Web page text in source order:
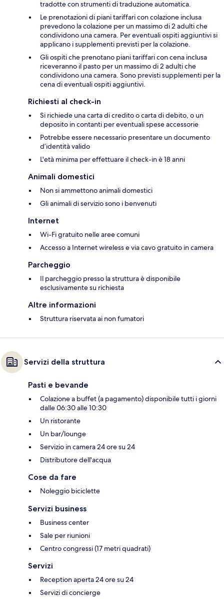
tradotte con strumenti di traduzione automatica.
Le prenotazioni di piani tariffari con colazione inclusa
prevedono la colazione per un massimo di 2 adulti che
condividono una camera. Per eventuali ospiti aggiuntivi si
applicano i supplementi previsti per la colazione.
Gli ospiti che prenotano piani tariffari con cena inclusa
riceveranno il pasto per un massimo di 2 adulti che
condividono una camera. Sono previsti supplementi per la
cena di eventuali ospiti aggiuntivi.
Richiesti al check-in
Si richiede una carta di credito o carta di debito, o un
deposito in contanti per eventuali spese accessorie
Potrebbe essere necessario presentare un documento
d’identità valido
L'età minima per effettuare il check-in è 18 anni
Animali domestici
Non si ammettono animali domestici
Gli animali di servizio sono i benvenuti
Internet
Wi-Fi gratuito nelle aree comuni
Accesso a Internet wireless e via cavo gratuito in camera
Parcheggio
Il parcheggio presso la struttura è disponibile
esclusivamente su richiesta
Altre informazioni
Struttura riservata ai non fumatori
Servizi della struttura
Pasti e bevande
Colazione a buffet (a pagamento) disponibile tutti i giorni
dalle 06:30 alle 10:30
Un ristorante
Un bar/lounge
Servizio in camera 24 ore su 24
Distributore dell'acqua
Cose da fare
Noleggio biciclette
Servizi business
Business center
Sale per riunioni
Centro congressi (17 metri quadrati)
Servizi
Reception aperta 24 ore su 24
Servizi di concierge